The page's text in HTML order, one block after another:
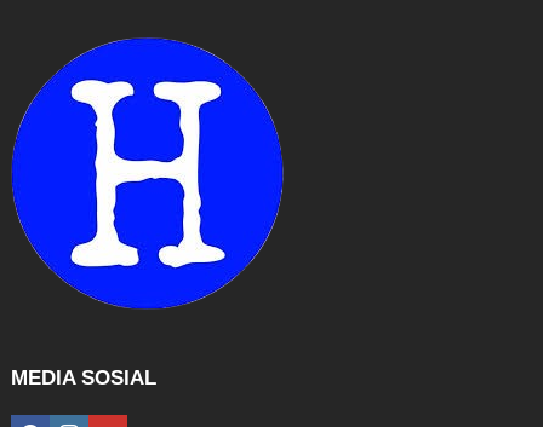
MEDIA SOSIAL
facebookinstagramyoutube